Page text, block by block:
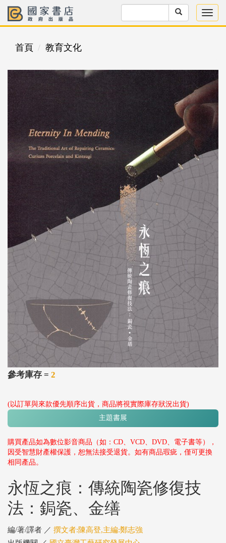
首頁 教育文化
參考庫存 = 2
(以訂單與來款優先順序出貨，商品將視實際庫存狀況出貨)
主題書展
購買產品如為數位影音商品（如：CD、VCD、DVD、電子書等），
因受智慧財產權保護，恕無法接受退貨。如有商品瑕疵，僅可更換
相同產品。
永恆之痕：傳統陶瓷修復技
法：鋦瓷、金缮
編/著/譯者 ／ 撰文者:陳高登,主編:鄭志強